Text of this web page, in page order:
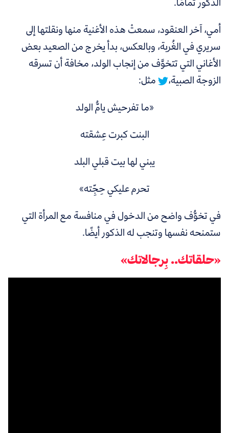
أمي، آخر العنقود، سمعتْ هذه الأغنية منها ونقلتها إلى
سريري في الغُربة، وبالعكس،بدأ يخرج من الصعيد بعض
الأغاني التي تتخوَّف من إنجاب الولد، مخافة أن تسرقه
الزوجة الصبية،
مثل:
«ما تفرحيش يامُّ الولد
البنت كبرت عِشقته
يبني لها بيت قبلي البلد
تحرم عليكي حِجِّته»
في تخوُّف واضح من الدخول في منافسة مع المرأة التي
ستمنحه نفسها وتنجب له الذكور أيضًا.
«حلقاتك.. بِرجالاتك»